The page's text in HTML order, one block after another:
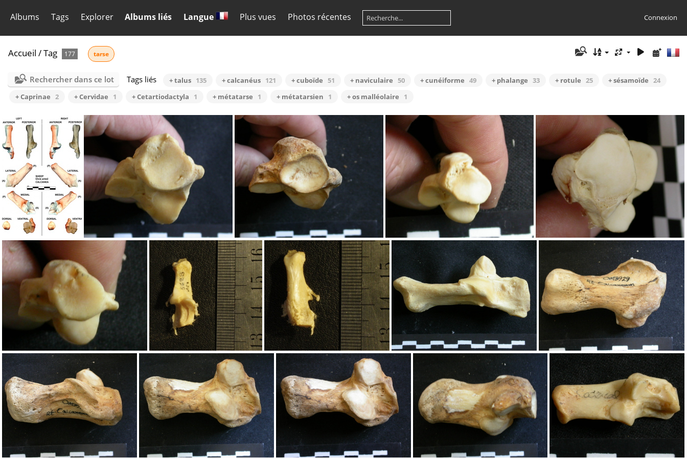
Albums Tags Explorer Albums liés Langue Plus vues Photos récentes Connexion
Accueil /Tag 177 tarse
Rechercher dans ce lot Tags liés + talus 135 + calcanéus 121 + cuboïde 51 + naviculaire 50 + cunéiforme 49 + phalange 33 + rotule 25 + sésamoïde 24
+ Caprinae 2 + Cervidae 1 + Cetartiodactyla 1 + métatarse 1 + métatarsien 1 + os malléolaire 1
Calcanéums droit et gauche Calcanéus : partie distale Calcanéus : partie distale Calcanéus : partie distale Calcanéus : partie distale
Calcanéus : partie proximale Calcanéus : vue antérieure Calcanéus : vue postérieure Calcanéus Calcanéus